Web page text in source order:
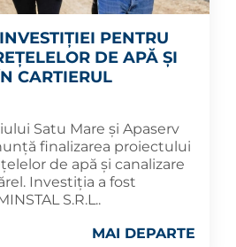
PENTRU
DE APĂ ȘI
CARTIERUL
Satu Mare și Apaserv
finalizarea proiectului
de apă și canalizare
Investiția a fost
S.R.L..
MAI DEPARTE